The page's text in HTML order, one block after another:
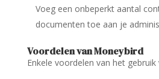
Voeg een onbeperkt aantal
documenten toe aan je
Voordelen van Moneybird
Enkele voordelen van het